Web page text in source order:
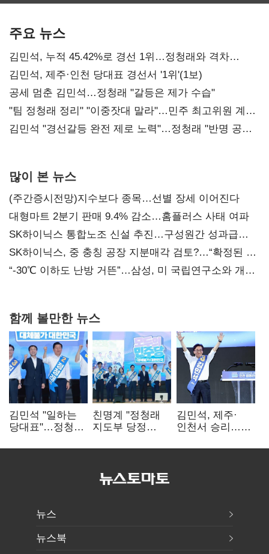
주요 뉴스
김민석, 누적 45.42%로 경선 1위…정청래와 격차
0.86%p(2보)
김민석, 제주·인천 당대표 경선서 '1위'(1보)
공세 멈춘 김민석…정청래 "갈등은 제가 수습"
"팀 정청래 정리" "이중잣대 말라"…민주 최고위원 계파
다툼 격화
김민석 "경선갈등 완전 제로 노력"…정청래 "반명 공세
많이 본 뉴스
(주간증시전망)지수보다 종목…선별 장세 이어진다
대형마트 2분기 판매 9.4% 감소…홈플러스 사태 여파
SK하이닉스 통합노조 신설 추진…구성원간 성과급
불만 확산
SK하이닉스, 중 충칭 공장 지분매각 검토?…“확정된 바
없어”
“-30℃ 이하도 난방 거뜬”…삼성, 미 국립연구소와 개발
함께 볼만한 뉴스
김민석 "일하는
당대표"…정청래
중요"
친명계 "정청래
지도부 당정
"신천지 오물
김민석, 제주·
인천서 승리…
탈환'(종합)
뉴스
뉴스북